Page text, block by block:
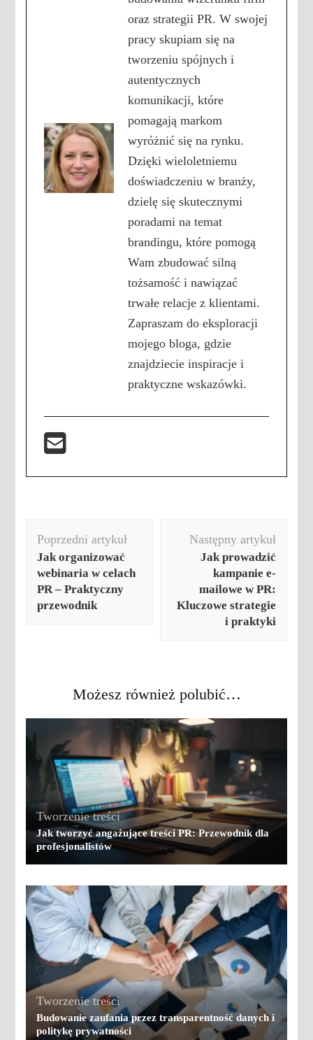
oraz strategii PR. W swojej
pracy skupiam się na
tworzeniu spójnych i
autentycznych
komunikacji, które
pomagają markom
wyróżnić się na rynku.
Dzięki wieloletniemu
doświadczeniu w branży,
dzielę się skutecznymi
poradami na temat
brandingu, które pomogą
Wam zbudować silną
tożsamość i nawiązać
trwałe relacje z klientami.
Zapraszam do eksploracji
mojego bloga, gdzie
znajdziecie inspiracje i
praktyczne wskazówki.
wpisu
Poprzedni artykuł
Jak organizować
webinaria w celach
PR – Praktyczny
przewodnik
Następny artykuł
Jak prowadzić
kampanie e-
mailowe w PR:
Kluczowe strategie
i praktyki
Możesz również polubić…
Tworzenie treści
Jak tworzyć angażujące treści PR: Przewodnik dla
profesjonalistów
Tworzenie treści
Budowanie zaufania przez transparentność danych i
politykę prywatności